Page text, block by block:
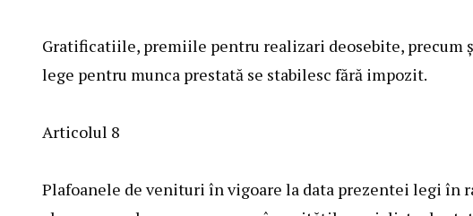
Gratificatiile, premiile pentru realizari deosebite, precum
lege pentru munca prestată se stabilesc fără impozit.
Articolul 8
Plafoanele de venituri în vigoare la data prezentei legi în